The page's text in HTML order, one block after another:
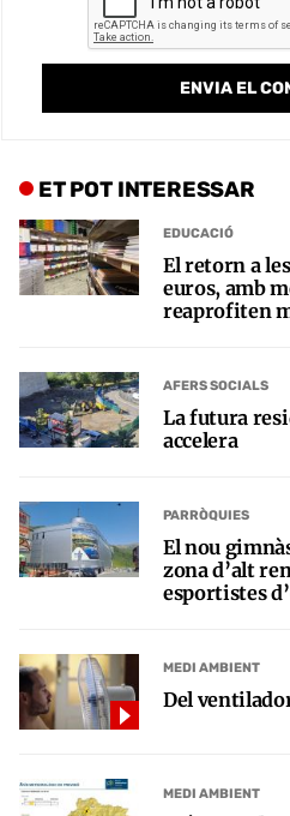
ET POT INTERESSAR
EDUCACIÓ
El retorn a
euros, amb
reaprofiten
AFERS SOCIALS
La futura
accelera
PARRÒQUIES
El nou
zona d’alt
esportistes
MEDI AMBIENT
Del
MEDI AMBIENT